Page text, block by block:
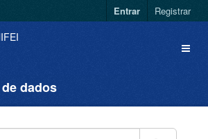
Entrar Registrar
dados